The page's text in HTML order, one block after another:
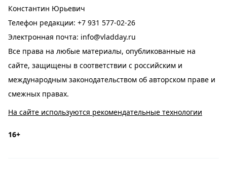
Константин Юрьевич
Телефон редакции: +7 931 577-02-26
Электронная почта: info@vladday.ru
Все права на любые материалы, опубликованные на
сайте, защищены в соответствии с российским и
международным законодательством об авторском праве и
смежных правах.
На сайте используются рекомендательные технологии
16+